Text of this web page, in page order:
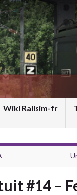
Wiki Railsim-fr
#14 –